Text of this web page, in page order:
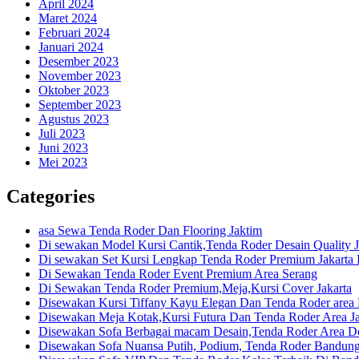
April 2024
Maret 2024
Februari 2024
Januari 2024
Desember 2023
November 2023
Oktober 2023
September 2023
Agustus 2023
Juli 2023
Juni 2023
Mei 2023
Categories
asa Sewa Tenda Roder Dan Flooring Jaktim
Di sewakan Model Kursi Cantik,Tenda Roder Desain Quality
Di sewakan Set Kursi Lengkap Tenda Roder Premium Jakarta
Di Sewakan Tenda Roder Event Premium Area Serang
Di Sewakan Tenda Roder Premium,Meja,Kursi Cover Jakarta
Disewakan Kursi Tiffany Kayu Elegan Dan Tenda Roder area
Disewakan Meja Kotak,Kursi Futura Dan Tenda Roder Area
Disewakan Sofa Berbagai macam Desain,Tenda Roder Area
Disewakan Sofa Nuansa Putih, Podium, Tenda Roder